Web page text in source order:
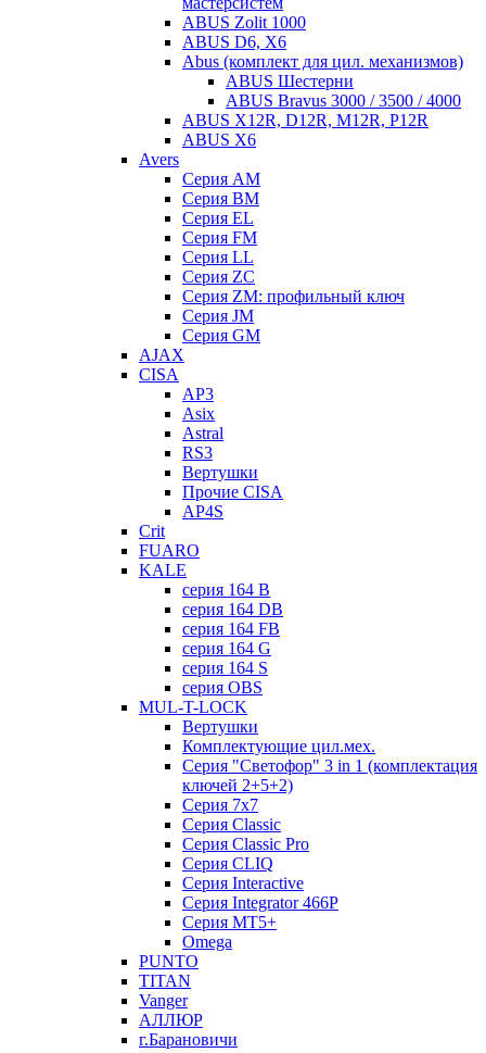
ABUS Zolit 1000
ABUS D6, X6
Abus (комплект для цил. механизмов)
ABUS Шестерни
ABUS Bravus 3000 / 3500 / 4000
ABUS X12R, D12R, M12R, P12R
ABUS X6
Avers
Серия AM
Серия BM
Серия EL
Серия FM
Серия LL
Серия ZC
Серия ZM: профильный ключ
Серия JM
Серия GM
AJAX
CISA
AP3
Asix
Astral
RS3
Вертушки
Прочие CISA
AP4S
Crit
FUARO
KALE
серия 164 B
серия 164 DB
серия 164 FB
серия 164 G
серия 164 S
серия OBS
MUL-T-LOCK
Вертушки
Комплектующие цил.мех.
Серия "Светофор" 3 in 1 (комплектация
ключей 2+5+2)
Серия 7х7
Серия Classic
Серия Classic Pro
Серия CLIQ
Серия Interactive
Серия Integrator 466P
Серия MT5+
Omega
PUNTO
TITAN
Vanger
АЛЛЮР
г.Барановичи